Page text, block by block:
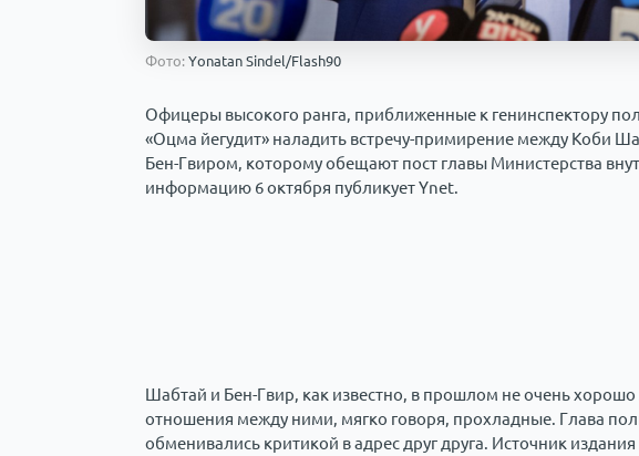
Фото: Yonatan Sindel/Flash90
Офицеры высокого ранга, приближенные к генинспектору
«Оцма йегудит» наладить встречу-примирение между Коби
Бен-Гвиром, которому обещают пост главы Министерства
информацию 6 октября публикует Ynet.
Шабтай и Бен-Гвир, как известно, в прошлом не очень
отношения между ними, мягко говоря, прохладные. Глава
обменивались критикой в адрес друг друга. Источник